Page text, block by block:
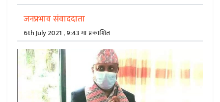
जनप्रभाव संवाददाता
6th July 2021 , 9:43 मा प्रकाशित